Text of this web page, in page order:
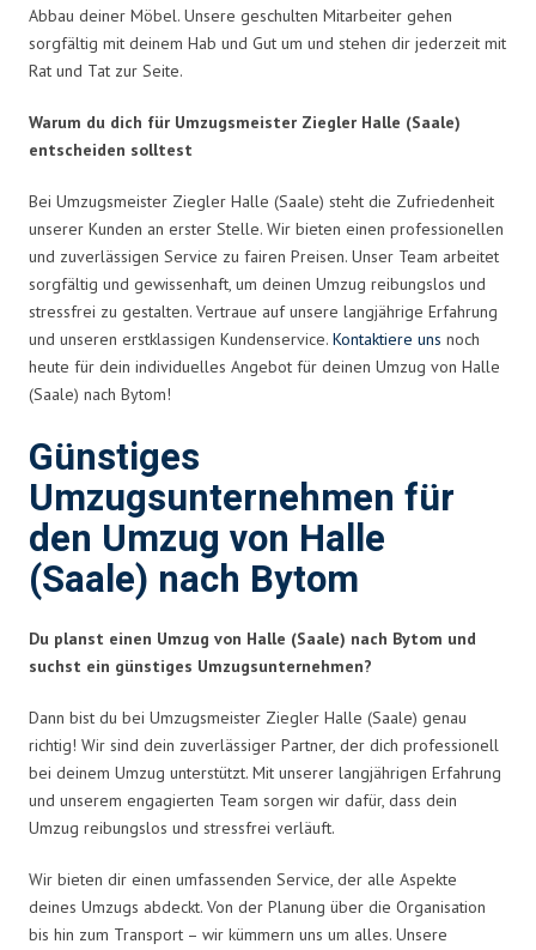
Abbau deiner Möbel. Unsere geschulten Mitarbeiter gehen
sorgfältig mit deinem Hab und Gut um und stehen dir jederzeit mit
Rat und Tat zur Seite.
Warum du dich für Umzugsmeister Ziegler Halle (Saale)
entscheiden solltest
Bei Umzugsmeister Ziegler Halle (Saale) steht die Zufriedenheit
unserer Kunden an erster Stelle. Wir bieten einen professionellen
und zuverlässigen Service zu fairen Preisen. Unser Team arbeitet
sorgfältig und gewissenhaft, um deinen Umzug reibungslos und
stressfrei zu gestalten. Vertraue auf unsere langjährige Erfahrung
und unseren erstklassigen Kundenservice. Kontaktiere uns noch
heute für dein individuelles Angebot für deinen Umzug von Halle
(Saale) nach Bytom!
Günstiges
Umzugsunternehmen für
den Umzug von Halle
(Saale) nach Bytom
Du planst einen Umzug von Halle (Saale) nach Bytom und
suchst ein günstiges Umzugsunternehmen?
Dann bist du bei Umzugsmeister Ziegler Halle (Saale) genau
richtig! Wir sind dein zuverlässiger Partner, der dich professionell
bei deinem Umzug unterstützt. Mit unserer langjährigen Erfahrung
und unserem engagierten Team sorgen wir dafür, dass dein
Umzug reibungslos und stressfrei verläuft.
Wir bieten dir einen umfassenden Service, der alle Aspekte
deines Umzugs abdeckt. Von der Planung über die Organisation
bis hin zum Transport – wir kümmern uns um alles. Unsere